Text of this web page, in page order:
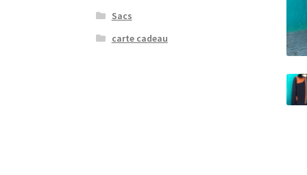
Sacs
carte cadeau